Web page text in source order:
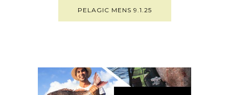
PELAGIC MENS 9.1.25